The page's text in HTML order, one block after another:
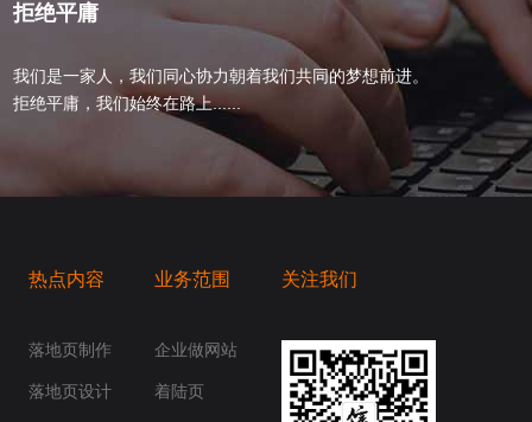
拒绝平庸
我们是一家人，我们同心协力朝着我们共同的梦想前进。
拒绝平庸，我们始终在路上......
热点内容
落地页制作
落地页设计
业务范围
企业做网站
着陆页
关注我们